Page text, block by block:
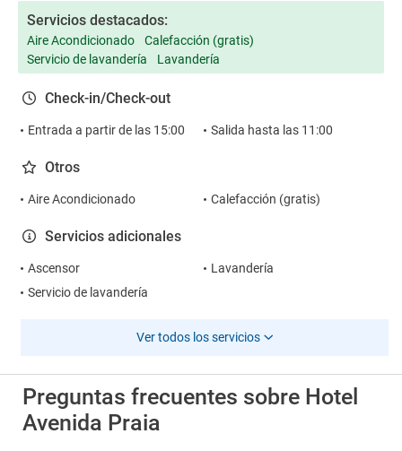
Servicios destacados:
Aire Acondicionado
Calefacción (gratis)
Servicio de lavandería
Lavandería
Check-in/Check-out
Entrada a partir de las 15:00 Salida hasta las 11:00
Otros
Aire Acondicionado Calefacción (gratis)
Servicios adicionales
Ascensor
Lavandería
Servicio de lavandería
Ver todos los servicios
Preguntas frecuentes sobre Hotel
Avenida Praia